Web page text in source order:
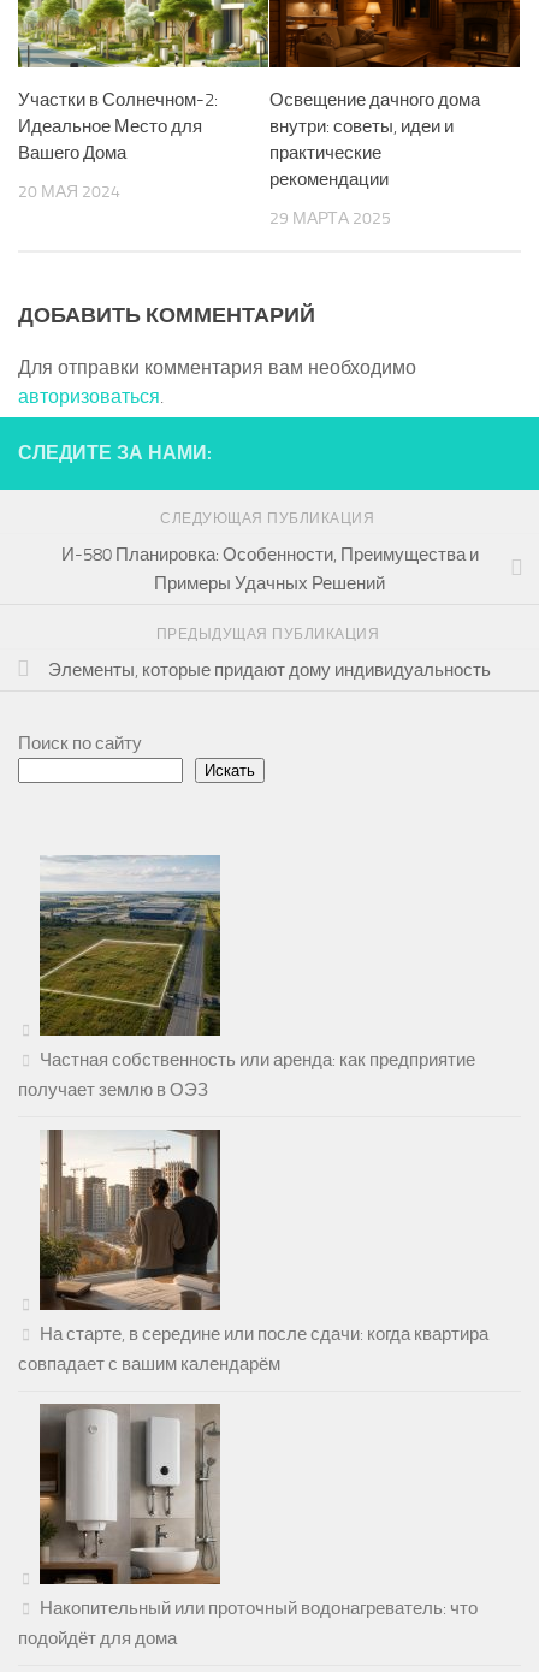
Участки в Солнечном-2:
Идеальное Место для
Вашего Дома
20 МАЯ 2024
Освещение дачного дома
внутри: советы, идеи и
практические
рекомендации
29 МАРТА 2025
ДОБАВИТЬ КОММЕНТАРИЙ
Для отправки комментария вам необходимо
авторизоваться.
СЛЕДИТЕ ЗА НАМИ:
СЛЕДУЮЩАЯ ПУБЛИКАЦИЯ
И-580 Планировка: Особенности, Преимущества и
Примеры Удачных Решений
ПРЕДЫДУЩАЯ ПУБЛИКАЦИЯ
Элементы, которые придают дому индивидуальность
Поиск по сайту
Искать
Частная собственность или аренда: как предприятие
получает землю в ОЭЗ
На старте, в середине или после сдачи: когда квартира
совпадает с вашим календарём
Накопительный или проточный водонагреватель: что
подойдёт для дома